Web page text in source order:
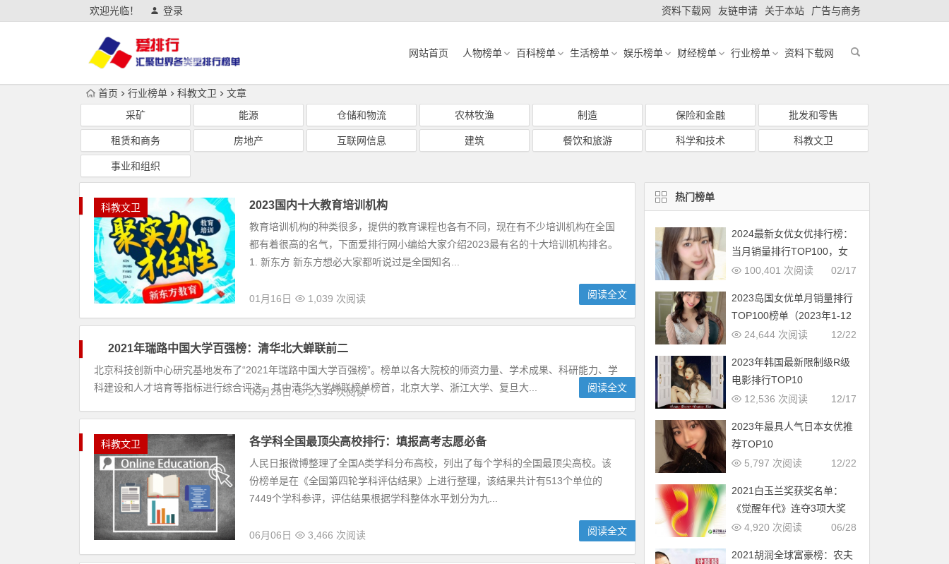
欢迎光临！ 登录 资料下载网 友链申请 关于本站 广告与商务
网站首页 人物榜单 百科榜单 生活榜单 娱乐榜单 财经榜单 行业榜单 资料下载网
首页 行业榜单 科教文卫
文章
采矿
能源 仓储和物流 农林牧渔 制造 保险和金融 批发和零售
租赁和商务 房地产 互联网信息 建筑 餐饮和旅游 科学和技术 科教文卫
事业和组织
科教文卫 2023国内十大教育培训机构
教育培训机构的种类很多，提供的教育课程也各有不同，现在有不少培训机构在全国
都有着很高的名气，下面爱排行网小编给大家介绍2023最有名的十大培训机构排名。
1. 新东方 新东方想必大家都听说过是全国知名...
01月16日 1,039 次阅读 阅读全文
科教文卫 2021年瑞路中国大学百强榜：清华北大蝉联前二
北京科技创新中心研究基地发布了“2021年瑞路中国大学百强榜”。榜单以各大院校的
师资力量、学术成果、科研能力、学科建设和人才培育等指标进行综合评选，其中清
06月28日 2,334 次阅读
科教文卫 各学科全国最顶尖高校排行：填报高考志愿必备
份榜单是在《全国第四轮学科评估结果》上进行整理，该结果共计有513个单位的
热门榜单
2024最新女优女优排行榜：
当月销量排行TOP100，女
优新人多多（2024年1月，
02/17
100,401 次阅读
2023岛国女优单月销量排行
TOP100榜单（2023年1-12
月更新完毕）
12/22
24,644 次阅读
2023年韩国最新限制级R级
电影排行TOP10
12/17
12,536 次阅读
2023年最具人气日本女优推
荐TOP10
12/22
5,797 次阅读
2021白玉兰奖获奖名单：
《觉醒年代》连夺3项大奖
06/28
4,920 次阅读
2021胡润全球富豪榜：农夫